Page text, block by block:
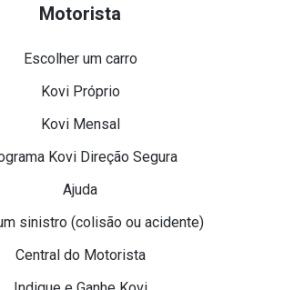
Motorista
Escolher um carro
Kovi Próprio
Kovi Mensal
Kovi Direção Segura
Ajuda
sinistro (colisão ou acidente)
Central do Motorista